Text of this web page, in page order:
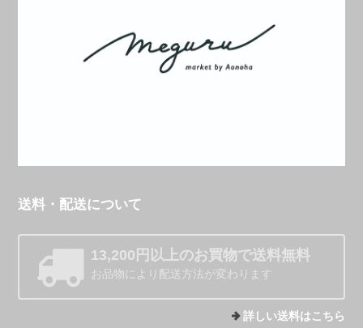
送料・配送について
13,200円以上のお買物で送料無料
お品物により配送方法が変わります
詳しい送料はこちら